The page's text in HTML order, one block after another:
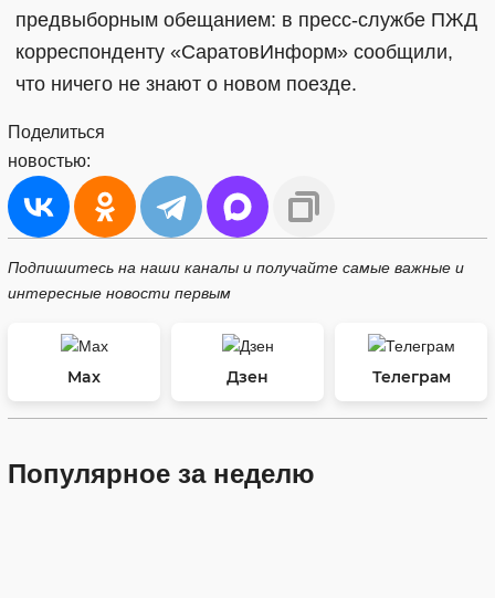
предвыборным обещанием: в пресс-службе ПЖД
корреспонденту «СаратовИнформ» сообщили,
что ничего не знают о новом поезде.
Поделиться
новостью:
Подпишитесь на наши каналы и получайте самые важные и
интересные новости первым
Max Дзен Телеграм
Популярное за неделю